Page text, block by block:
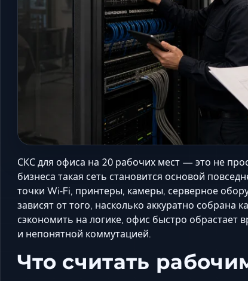
СКС для офиса на 20 рабочих мест — это не
бизнеса такая сеть становится основой
точки Wi‑Fi, принтеры, камеры, серверное
зависят от того, насколько аккуратно собрана
сэкономить на логике, офис быстро
и непонятной коммутацией.
Что считать